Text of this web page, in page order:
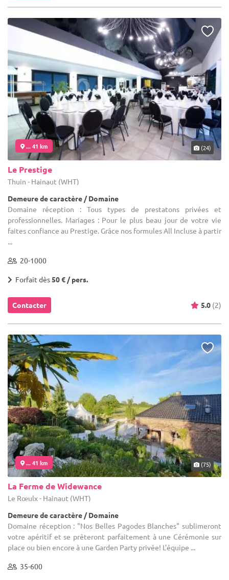
... 41 km (24)
Le Prestige
Thuin - Hainaut (WHT)
Demeure de caractère / Domaine
Domaine réception : Tous types de prestatons privées et
professionnelles. Mariages : Pour le plus beau jour de votre vie
faites confiance au Prestige. Grâce nos formules All Incluse à partir
20-1000
Forfait dès 50 € / pers.
Contacter 5.0 (2)
... 41 km (75)
La Ferme de Widewance
Le Rœulx - Hainaut (WHT)
Demeure de caractère / Domaine
Domaine réception : "Nos Belles Pagodes Blanches" sublimeront
votre apéritif et se prêteront parfaitement à une Cérémonie sur
place ou bien encore à une Garden Party privée! L’équipe ...
35-600